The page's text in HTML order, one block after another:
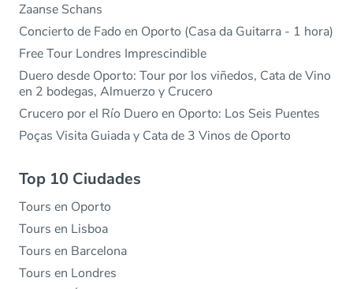
Zaanse Schans
Concierto de Fado en Oporto (Casa da Guitarra - 1 hora)
Free Tour Londres Imprescindible
Duero desde Oporto: Tour por los viñedos, Cata de Vino
en 2 bodegas, Almuerzo y Crucero
Crucero por el Río Duero en Oporto: Los Seis Puentes
Poças Visita Guiada y Cata de 3 Vinos de Oporto
Top 10 Ciudades
Tours en Oporto
Tours en Lisboa
Tours en Barcelona
Tours en Londres